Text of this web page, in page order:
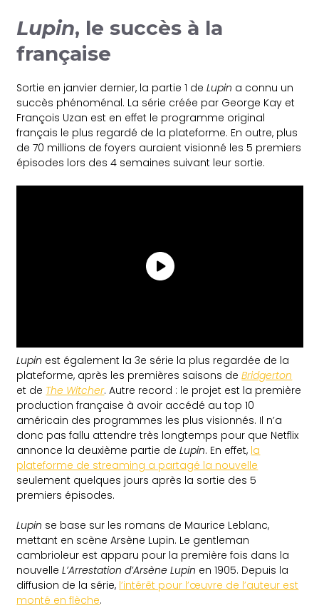
Lupin, le succès à la
française
Sortie en janvier dernier, la partie 1 deLupin a connu un
succès phénoménal. La série créée par George Kay et
François Uzan est en effet le programme original
français le plus regardé de la plateforme. En outre, plus
de 70 millions de foyers auraient visionné les 5 premiers
épisodes lors des 4 semaines suivant leur sortie.
Lupin est également la 3e série la plus regardée de la
plateforme, après les premières saisons deBridgerton
et de The Witcher. Autre record : le projet est la première
production française à avoir accédé au top 10
américain des programmes les plus visionnés. Il n’a
donc pas fallu attendre très longtemps pour que Netflix
annonce la deuxième partie deLupin. En effet, la
plateforme de streaming a partagé la nouvelle
seulement quelques jours après la sortie des 5
premiers épisodes.
Lupin se base sur les romans de Maurice Leblanc,
mettant en scène Arsène Lupin. Le gentleman
cambrioleur est apparu pour la première fois dans la
nouvelleL’Arrestation d’Arsène Lupin en 1905. Depuis la
diffusion de la série, l’intérêt pour l’œuvre de l’auteur est
monté en flèche.